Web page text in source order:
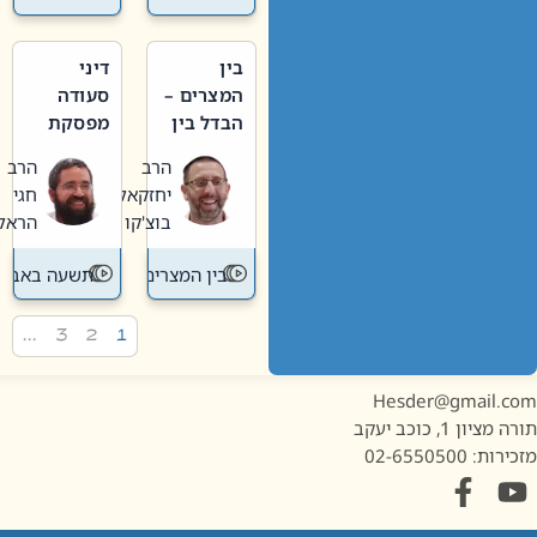
בין
המצרים –
הבדל בין
חדשה
לישנה
הרב
יחזקאל
בוצ'קו
בין המצרים
דיני
סעודה
מפסקת
תשעה
באב
הרב
חגי
הראל
תשעה באב
1, כוכב יעקב
02-6550500